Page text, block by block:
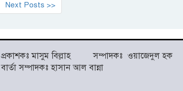
Next Posts >>
প্রকাশকঃ মাসুম বিল্লাহ সম্পাদকঃ ওয়াজেদুল হক
বার্তা সম্পাদকঃ হাসান আল বান্না